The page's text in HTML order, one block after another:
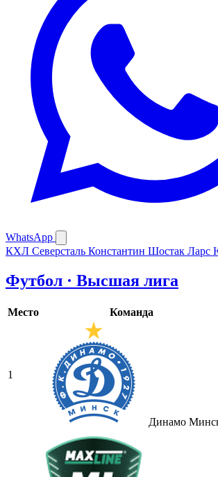
WhatsApp
КХЛ Северсталь Константин Шостак Ларс
Футбол · Высшая лига
Место Команда
1
Динамо